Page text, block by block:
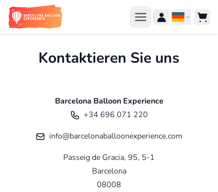
Zum Inhalt springen
Sprache
Kontaktieren Sie uns
Barcelona Balloon Experience
+34 696 071 220
info@barcelonaballoonexperience.com
Passeig de Gracia, 95, 5-1
Barcelona
08008